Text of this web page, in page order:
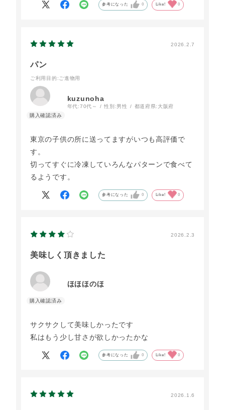
好きなパンで大江の郷に行く際には必ずといって
また、こちらをぜひ利用したいなと思ってます！
参考になった 0 Like! 0
2026.2.7
パン
ご利用目的 :ご進物用
kuzunoha
年代:70代～ 性別:男性 都道府県: 大阪府
東京の子供の所に送ってますがいつも高評価で
す。
切ってすぐに冷凍していろんなパターンで食べて
るようです。
参考になった 0 Like! 0
2026.2.3
美味しく頂きました
ほほほのほ
サクサクして美味しかったです
私はもう少し甘さが欲しかったかな
参考になった 0 Like! 0
2026.1.6